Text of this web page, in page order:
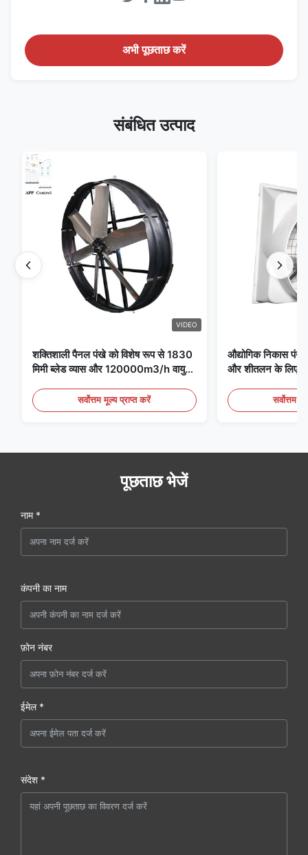
अभी पूछताछ करें
संबंधित उत्पाद
VIDEO
शक्तिशाली पैनल पंखे को विशेष रूप से 1830
मिमी ब्लेड व्यास और 120000m3/h वायु
है
सर्वोत्तम मूल्य प्राप्त करें
औद्योगिक निकास पंखे
और शीतलन के लिए
सर्वोत्तम
पूछताछ भेजें
नाम *
कंपनी का नाम
फ़ोन नंबर
ईमेल *
संदेश *